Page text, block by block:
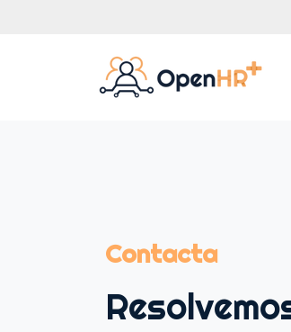
Gestión Documental
Comunicación Interna
Contacta